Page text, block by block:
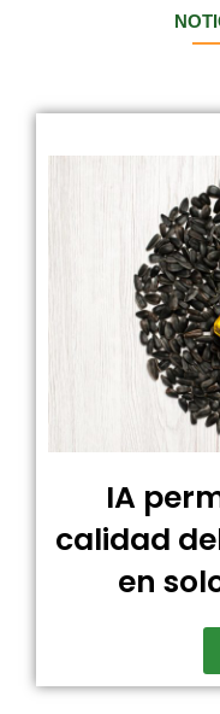
IA
calidad
en